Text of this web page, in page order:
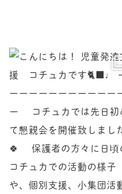
♩ ーーーーーーーーーーーーーー コチュカでは先